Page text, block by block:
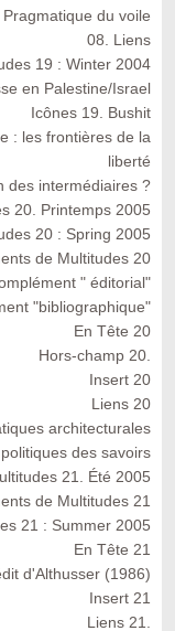
du voile
08. Liens
19 : Winter 2004
en Palestine/Israel
Icônes 19. Bushit
: les frontières de la
liberté
des intermédiaires ?
20. Printemps 2005
20 : Spring 2005
de Multitudes 20
" éditorial"
"bibliographique"
En Tête 20
Hors-champ 20.
Insert 20
Liens 20
architecturales
des savoirs
21. Été 2005
de Multitudes 21
21 : Summer 2005
En Tête 21
d'Althusser (1986)
Insert 21
Liens 21.